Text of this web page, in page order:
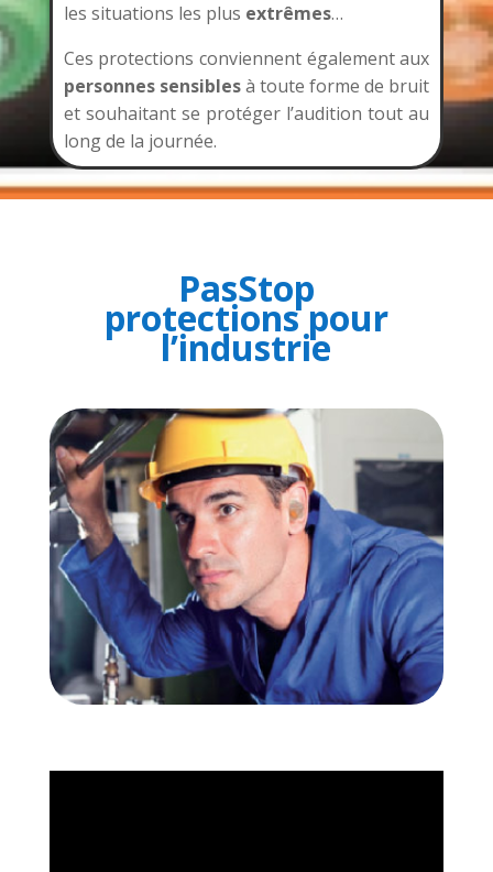
les situations les plus extrêmes…
Ces protections conviennent également aux
personnes sensiblesà toute forme de bruit
et souhaitant se protéger l’audition tout au
long de la journée.
PasStop
protections pour
l’industrie